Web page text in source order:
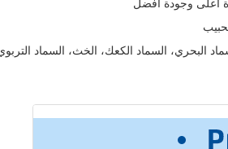
أعلى وجودة أفضل
البحري، السماد الكعك، الخث، السماد